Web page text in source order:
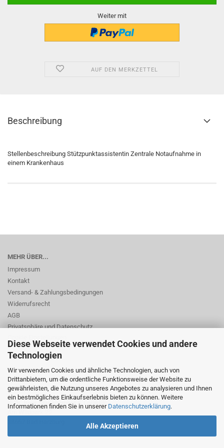
Diese Webseite verwendet Cookies und andere
Technologien
Wir verwenden Cookies und ähnliche Technologien, auch von
Drittanbietern, um die ordentliche Funktionsweise der Website zu
gewährleisten, die Nutzung unseres Angebotes zu analysieren und Ihnen
ein bestmögliches Einkaufserlebnis bieten zu können. Weitere
Informationen finden Sie in unserer Datenschutzerklärung.
Alle Akzeptieren
Weiter mit
AUF DEN MERKZETTEL
Beschreibung
Stellenbeschreibung Stützpunktassistentin Zentrale Notaufnahme in
einem Krankenhaus
MEHR ÜBER...
Impressum
Kontakt
Versand- & Zahlungsbedingungen
Widerrufsrecht
AGB
Privatsphäre und Datenschutz
© Dr. Beer Management & Logistik